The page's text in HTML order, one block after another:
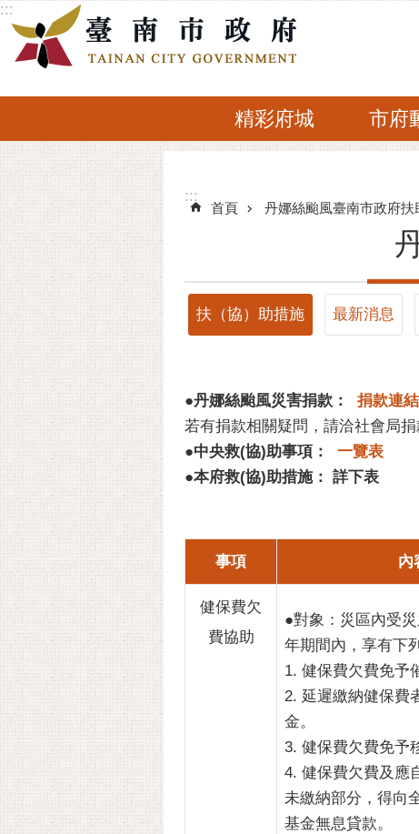
跳到主要內容區塊
:::
精彩府城 市府
:::
:::
首頁 丹娜絲颱風臺南市政府扶
扶（協）助措施 最新消息
●丹娜絲颱風災害捐款： 捐款連結
若有捐款相關疑問，請洽社會局
●中央救(協)助事項：
一覽表
●本府救(協)助措施： 詳下表
事項 內
健保費欠
費協助
●對象：災區內受
年期間內，享有下
1. 健保費欠費免予
2. 延遲繳納健保費
金。
3. 健保費欠費免予
4. 健保費欠費及應
未繳納部分，得向
基金無息貸款。